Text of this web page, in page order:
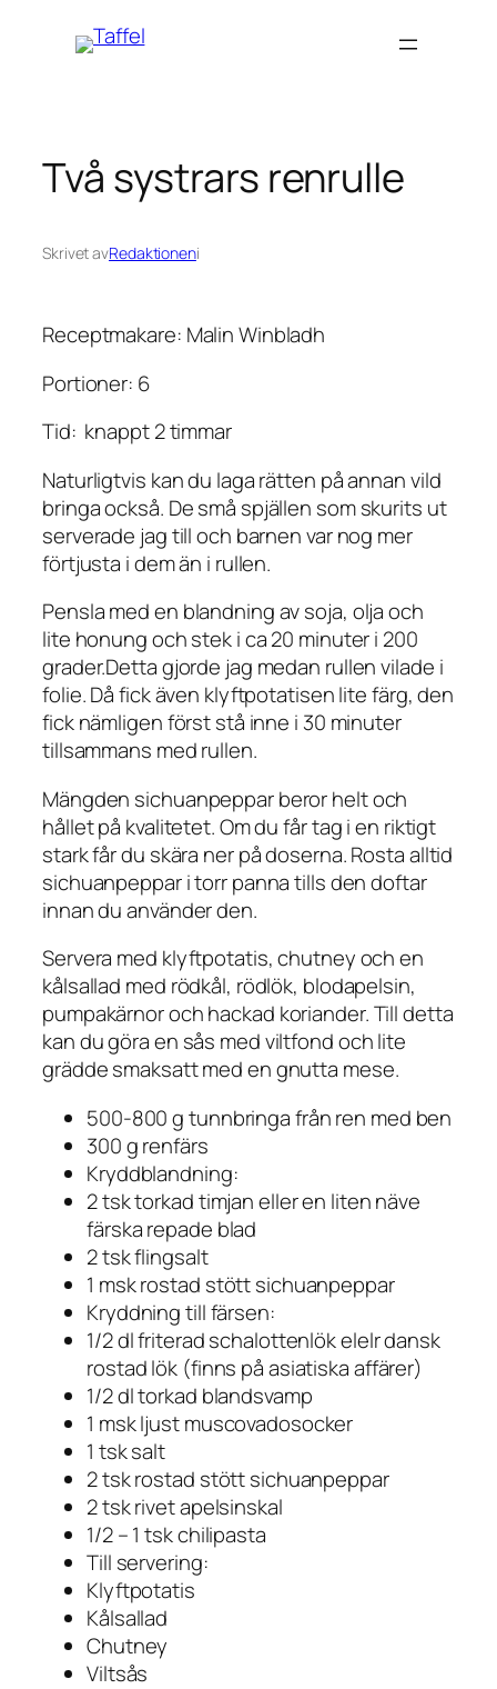
Två systrars renrulle
Skrivet avRedaktioneni
Receptmakare: Malin Winbladh
Portioner: 6
Tid: knappt 2 timmar
Naturligtvis kan du laga rätten på annan vild
bringa också. De små spjällen som skurits ut
serverade jag till och barnen var nog mer
förtjusta i dem än i rullen.
Pensla med en blandning av soja, olja och
lite honung och stek i ca 20 minuter i 200
grader.Detta gjorde jag medan rullen vilade i
folie. Då fick även klyftpotatisen lite färg, den
fick nämligen först stå inne i 30 minuter
tillsammans med rullen.
Mängden sichuanpeppar beror helt och
hållet på kvalitetet. Om du får tag i en riktigt
stark får du skära ner på doserna. Rosta alltid
sichuanpeppar i torr panna tills den doftar
innan du använder den.
Servera med klyftpotatis, chutney och en
kålsallad med rödkål, rödlök, blodapelsin,
pumpakärnor och hackad koriander. Till detta
kan du göra en sås med viltfond och lite
grädde smaksatt med en gnutta mese.
500-800 g tunnbringa från ren med ben
300 g renfärs
Kryddblandning:
2 tsk torkad timjan eller en liten näve
färska repade blad
2 tsk flingsalt
1 msk rostad stött sichuanpeppar
Kryddning till färsen:
1/2 dl friterad schalottenlök elelr dansk
rostad lök (finns på asiatiska affärer)
1/2 dl torkad blandsvamp
1 msk ljust muscovadosocker
1 tsk salt
2 tsk rostad stött sichuanpeppar
2 tsk rivet apelsinskal
1/2 – 1 tsk chilipasta
Till servering:
Klyftpotatis
Kålsallad
Chutney
Viltsås